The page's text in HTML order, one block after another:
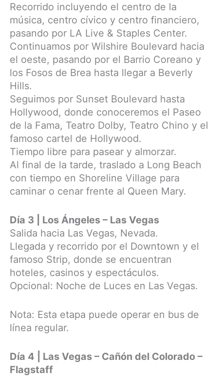
Recorrido incluyendo el centro de la
música, centro cívico y centro financiero,
pasando por LA Live & Staples Center.
Continuamos por Wilshire Boulevard hacia
el oeste, pasando por el Barrio Coreano y
los Fosos de Brea hasta llegar a Beverly
Hills.
Seguimos por Sunset Boulevard hasta
Hollywood, donde conoceremos el Paseo
de la Fama, Teatro Dolby, Teatro Chino y el
famoso cartel de Hollywood.
Tiempo libre para pasear y almorzar.
Al final de la tarde, traslado a Long Beach
con tiempo en Shoreline Village para
caminar o cenar frente al Queen Mary.
Día 3 | Los Ángeles – Las Vegas
Salida hacia Las Vegas, Nevada.
Llegada y recorrido por el Downtown y el
famoso Strip, donde se encuentran
hoteles, casinos y espectáculos.
Opcional: Noche de Luces en Las Vegas.
Nota: Esta etapa puede operar en bus de
línea regular.
Día 4 | Las Vegas – Cañón del Colorado –
Flagstaff